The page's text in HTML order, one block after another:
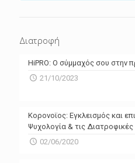
N/A
Powered by Forecast.io
Διατροφή
HiPRO: Ο σύμμαχός σου στην
21/10/2023
Κορονοϊος: Εγκλεισμός και
Ψυχολογία & τις Διατροφικές
02/06/2020